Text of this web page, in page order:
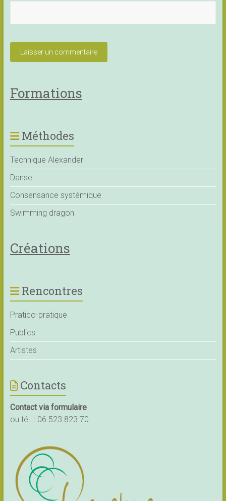
Formations
Méthodes
Technique Alexander
Danse
Consensance systémique
Swimming dragon
Créations
Rencontres
Pratico-pratique
Publics
Artistes
Contacts
Contact via formulaire
ou tél. : 06 523 823 70